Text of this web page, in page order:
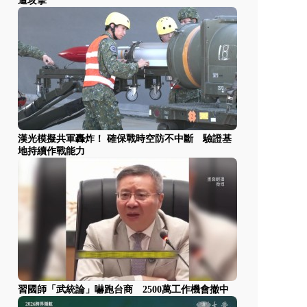
漢光模擬共軍轟炸！ 確保戰時空防不中斷 驗證基
地持續作戰能力
習國師「武統論」嚇跑台商 2500萬工作機會撤中